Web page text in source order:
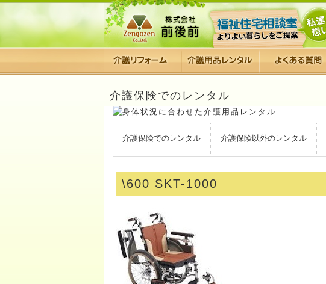
介護保険でのレンタル
介護保険でのレンタル 介護保険以外のレンタル
\600 SKT-1000